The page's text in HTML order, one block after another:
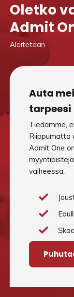
Oletko
Admit
Aloitetaan
Auta
tarpeesi
Tiedämme,
Riippumatta
Admit One
vaiheessa.